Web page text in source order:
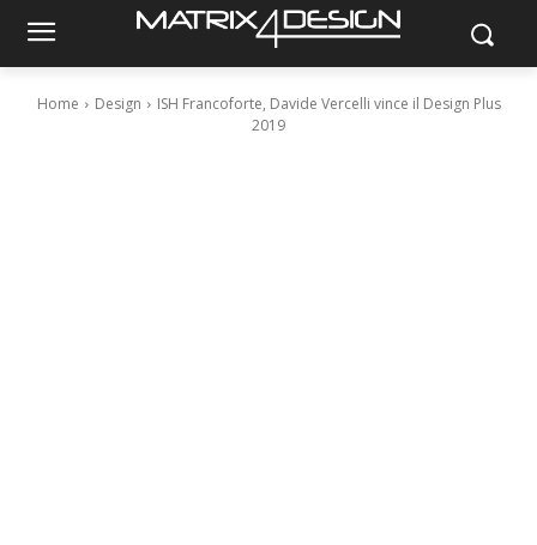
Home Design
ISH Francoforte, Davide Vercelli vince il Design Plus
2019